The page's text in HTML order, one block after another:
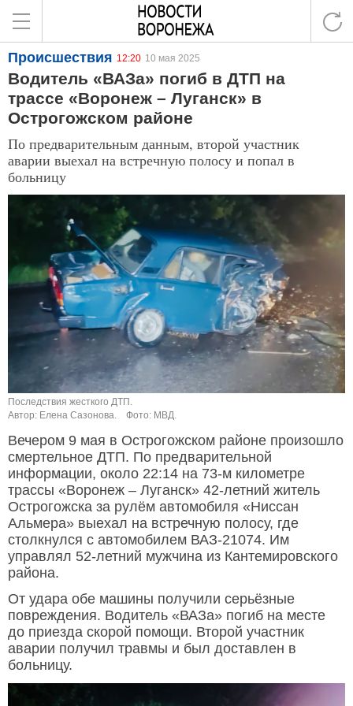
Происшествия 12:20 10 мая 2025
Водитель «ВАЗа» погиб в ДТП на
трассе «Воронеж – Луганск» в
Острогожском районе
По предварительным данным, второй участник
аварии выехал на встречную полосу и попал в
больницу
Последствия жесткого ДТП.
Автор: Елена Сазонова.
Фото: МВД.
Вечером 9 мая в Острогожском районе произошло
смертельное ДТП. По предварительной
информации, около 22:14 на 73-м километре
трассы «Воронеж – Луганск» 42-летний житель
Острогожска за рулём автомобиля «Ниссан
Альмера» выехал на встречную полосу, где
столкнулся с автомобилем ВАЗ-21074. Им
управлял 52-летний мужчина из Кантемировского
района.
От удара обе машины получили серьёзные
повреждения. Водитель «ВАЗа» погиб на месте
до приезда скорой помощи. Второй участник
аварии получил травмы и был доставлен в
больницу.